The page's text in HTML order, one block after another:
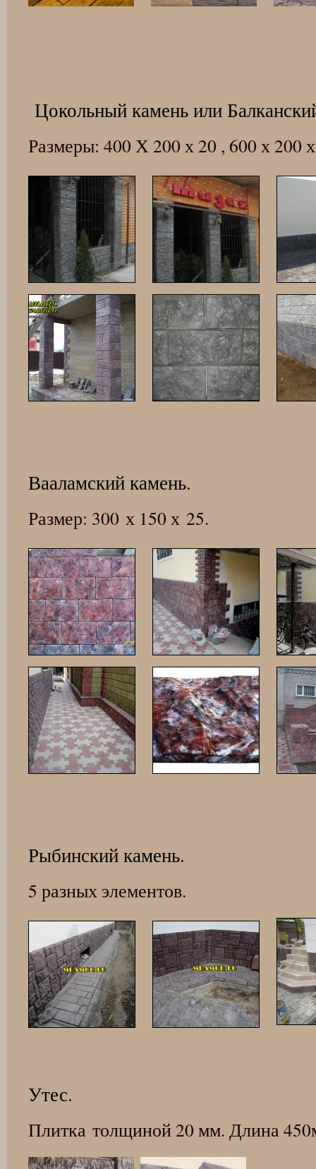
Цокольный камень или
Размеры: 400 Х 200 х 20 , 600 х 200
Вааламский камень.
Размер: 300 х 150 х 25.
Рыбинский камень.
5 разных элементов.
Утес.
Плитка толщиной 20 мм. Длина